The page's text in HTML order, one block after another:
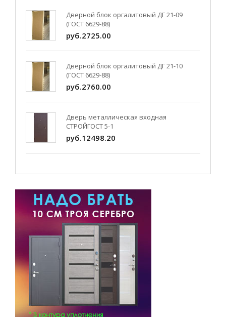
Дверной блок оргалитовый ДГ 21-09
(ГОСТ 6629-88)
руб.2725.00
Дверной блок оргалитовый ДГ 21-10
(ГОСТ 6629-88)
руб.2760.00
Дверь металлическая входная
СТРОЙГОСТ 5-1
руб.12498.20